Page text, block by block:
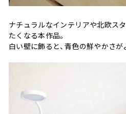
ナチュラルなインテリアや北欧ス
たくなる本作品。
白い壁に飾ると、青色の鮮やかさが